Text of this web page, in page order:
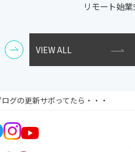
リモート始
VIEW ALL
グの更新サボってたら・・・